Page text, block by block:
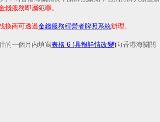
錢服務即屬犯罪。
換商可透過金錢服務經營者牌照系統辦理。
的一個月內填寫表格 6 (具報詳情改變)向香港海關關